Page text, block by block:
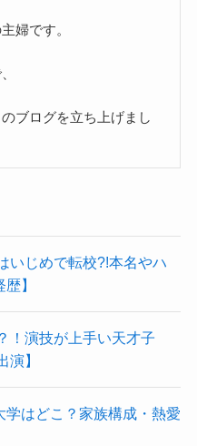
婦です。
ブログを立ち上げまし
いじめで転校?!本名やハ
】
！演技が上手い天才子
】
はどこ？家族構成・熱愛